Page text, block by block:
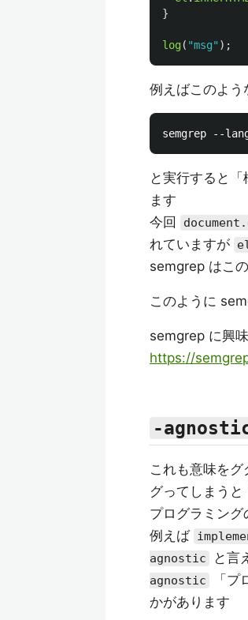
}
log( "msg" );
例えばこのよう
と実行すると「
ます
今回
れていますが
semgrep はこ
このように
semgrep に興
https://
-
これも意味を
グってしまう
プログラミン
例えば
agnostic
と言
agnostic
「プ
かがあります